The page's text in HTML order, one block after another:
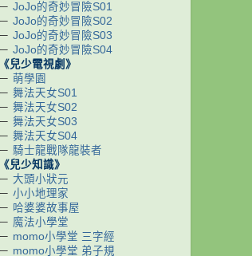
JoJo的奇妙冒險S01
JoJo的奇妙冒險S02
JoJo的奇妙冒險S03
JoJo的奇妙冒險S04
《兒少電視劇》
萌學園
舞法天女S01
舞法天女S02
舞法天女S03
舞法天女S04
騎士龍戰隊龍裝者
《兒少知識》
大頭小狀元
小小地理家
哈婆婆故事屋
魔法小學堂
momo小學堂 三字經
momo小學堂 弟子規